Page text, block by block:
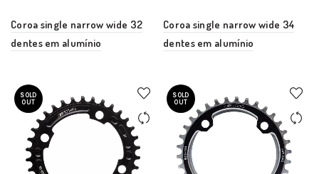
Coroa single narrow wide 32
dentes em alumínio
Coroa single narrow wide 34
dentes em alumínio
SOLD
OUT
SOLD
OUT